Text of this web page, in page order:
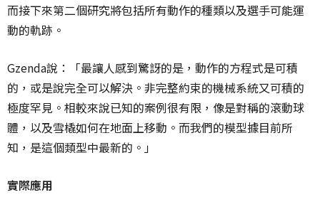
而接下來第二個研究將包括所有動作的種類以及選手可能運
動的軌跡。
Gzenda說：「最讓人感到驚訝的是，動作的方程式是可積
的，或是說完全可以解決。非完整約束的機械系統又可積的
極度罕見。相較來說已知的案例很有限，像是對稱的滾動球
體，以及雪橇如何在地面上移動。而我們的模型據目前所
知，是這個類型中最新的。」
實際應用